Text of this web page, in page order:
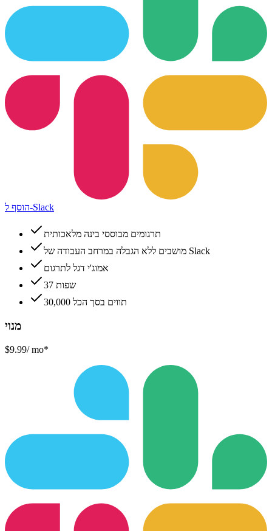
הוסף ל-Slack
תרגומים מבוססי בינה מלאכותית
מושבים ללא הגבלה במרחב העבודה של Slack
אמוג'י דגל לתרגום
37 שפות
30,000 תווים בסך הכל
מנוי
$9.99/ mo*